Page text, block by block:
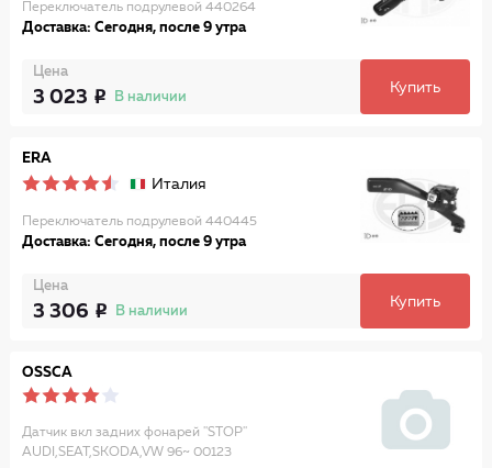
Переключатель подрулевой 440264
Доставка: Сегодня, после 9 утра
Цена
3 023 В наличии
Купить
ERA
Италия
Переключатель подрулевой 440445
Доставка: Сегодня, после 9 утра
Цена
3 306 В наличии
Купить
OSSCA
Датчик вкл задних фонарей ''STOP''
AUDI,SEAT,SKODA,VW 96~ 00123